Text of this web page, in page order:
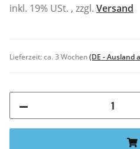
inkl. 19% USt. , zzgl. Versand
Lieferzeit:ca. 3 Wochen(DE - Ausland